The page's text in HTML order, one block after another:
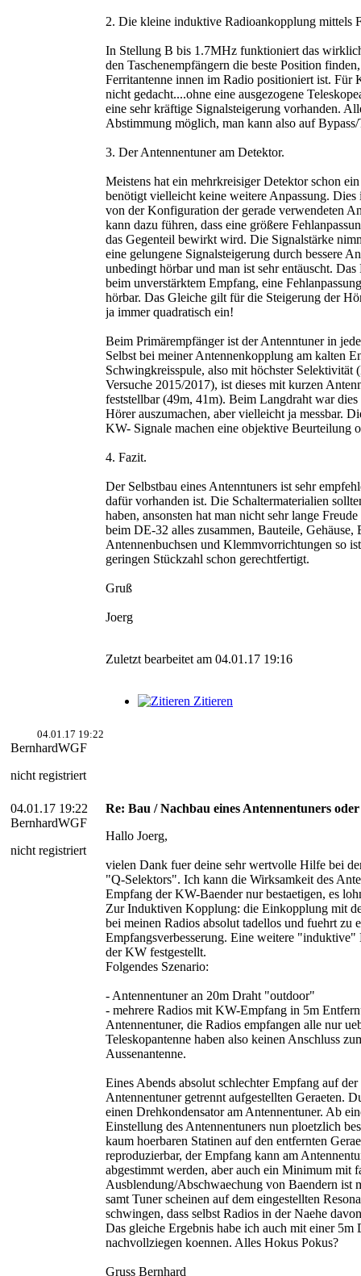
2. Die kleine induktive Radioankopplung mittels
In Stellung B bis 1.7MHz funktioniert das
den Taschenempfängern die beste Position
Ferritantenne innen im Radio positioniert ist. Für
nicht gedacht....ohne eine ausgezogene
eine sehr kräftige Signalsteigerung vorhanden.
Abstimmung möglich, man kann also auf
3. Der Antennentuner am Detektor.
Meistens hat ein mehrkreisiger Detektor schon
benötigt vielleicht keine weitere Anpassung. Dies
von der Konfiguration der gerade verwendeten
kann dazu führen, dass eine größere
das Gegenteil bewirkt wird. Die Signalstärke
eine gelungene Signalsteigerung durch bessere
unbedingt hörbar und man ist sehr entäuscht.
beim unverstärktem Empfang, eine
hörbar. Das Gleiche gilt für die Steigerung der
ja immer quadratisch ein!
Beim Primärempfänger ist der Antenntuner in
Selbst bei meiner Antennenkopplung am kalten
Schwingkreisspule, also mit höchster Selektivität
Versuche 2015/2017), ist dieses mit kurzen
feststellbar (49m, 41m). Beim Langdraht war
Hörer auszumachen, aber vielleicht ja messbar.
KW- Signale machen eine objektive Beurteilung
4. Fazit.
Der Selbstbau eines Antenntuners ist sehr
dafür vorhanden ist. Die Schaltermaterialien
haben, ansonsten hat man nicht sehr lange
beim DE-32 alles zusammen, Bauteile, Gehäuse,
Antennenbuchsen und Klemmvorrichtungen so
geringen Stückzahl schon gerechtfertigt.
Gruß
Joerg
Zuletzt bearbeitet am 04.01.17 19:16
Zitieren
04.01.17 19:22
BernhardWGF
nicht registriert
04.01.17 19:22
BernhardWGF
nicht registriert
Re: Bau / Nachbau eines Antennentuners
Hallo Joerg,
vielen Dank fuer deine sehr wertvolle Hilfe bei
"Q-Selektors". Ich kann die Wirksamkeit des
Empfang der KW-Baender nur bestaetigen, es
Zur Induktiven Kopplung: die Einkopplung mit
bei meinen Radios absolut tadellos und fuehrt zu
Empfangsverbesserung. Eine weitere
der KW festgestellt.
Folgendes Szenario:
- Antennentuner an 20m Draht "outdoor"
- mehrere Radios mit KW-Empfang in 5m
Antennentuner, die Radios empfangen alle nur
Teleskopantenne haben also keinen Anschluss
Aussenantenne.
Eines Abends absolut schlechter Empfang auf
Antennentuner getrennt aufgestellten Geraeten.
einen Drehkondensator am Antennentuner. Ab
Einstellung des Antennentuners nun ploetzlich
kaum hoerbaren Statinen auf den entfernten
reproduzierbar, der Empfang kann am
abgestimmt werden, aber auch ein Minimum mit
Ausblendung/Abschwaechung von Baendern ist
samt Tuner scheinen auf dem eingestellten
schwingen, dass selbst Radios in der Naehe
Das gleiche Ergebnis habe ich auch mit einer
nachvollziegen koennen. Alles Hokus Pokus?
Gruss Bernhard